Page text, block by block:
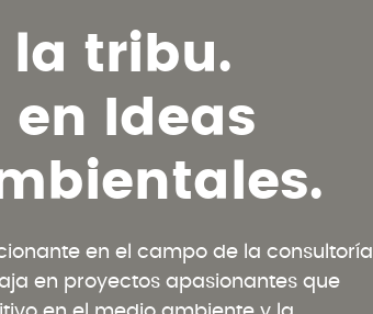
a tribu.
en deas
bienta es.
en el campo de la consultoría
en proyectos apasionantes que